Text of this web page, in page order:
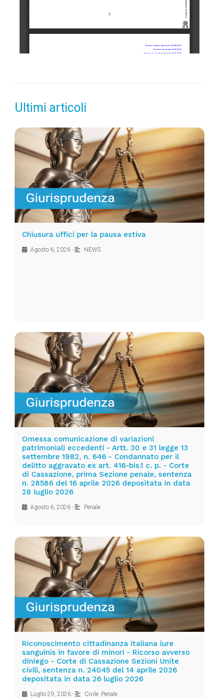
Ultimi articoli
Chiusura uffici per la pausa estiva
Agosto 6, 2026 • NEWS
Omessa comunicazione di variazioni
patrimoniali eccedenti - Artt. 30 e 31 legge 13
settembre 1982, n. 646 - Condannato per il
delitto aggravato ex art. 416-bis.1 c. p. - Corte
di Cassazione, prima Sezione penale, sentenza
n. 28586 del 16 aprile 2026 depositata in data
28 luglio 2026
Agosto 6, 2026 • Penale
Riconoscimento cittadinanza italiana iure
sanguinis in favore di minori - Ricorso avverso
diniego - Corte di Cassazione Sezioni Unite
civili, sentenza n. 24045 del 14 aprile 2026
depositata in data 26 luglio 2026
Luglio 29, 2026 • Civile, Penale